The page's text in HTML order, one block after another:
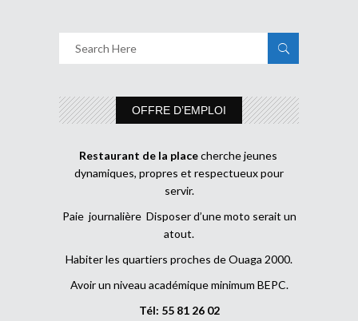
OFFRE D’EMPLOI
Restaurant de la placecherche jeunes
dynamiques, propres et respectueux pour
servir.
Paie journalière Disposer d’une moto serait un
atout.
Habiter les quartiers proches de Ouaga 2000.
Avoir un niveau académique minimum BEPC.
Tél: 55 81 26 02